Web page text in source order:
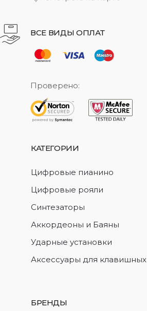
ВСЕ ВИДЫ ОПЛАТ
Проверено:
КАТЕГОРИИ
Цифровые пианино
Цифровые рояли
Синтезаторы
Аккордеоны и Баяны
Ударные установки
Аксессуары для клавишных
БРЕНДЫ